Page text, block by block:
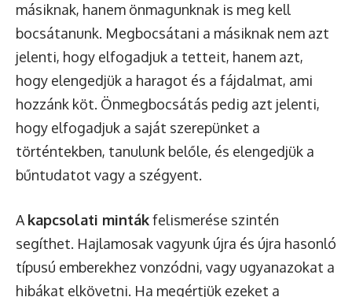
másiknak, hanem önmagunknak is meg kell
bocsátanunk. Megbocsátani a másiknak nem azt
jelenti, hogy elfogadjuk a tetteit, hanem azt,
hogy elengedjük a haragot és a fájdalmat, ami
hozzánk köt. Önmegbocsátás pedig azt jelenti,
hogy elfogadjuk a saját szerepünket a
történtekben, tanulunk belőle, és elengedjük a
bűntudatot vagy a szégyent.
A kapcsolati mintákfelismerése szintén
segíthet. Hajlamosak vagyunk újra és újra hasonló
típusú emberekhez vonzódni, vagy ugyanazokat a
hibákat elkövetni. Ha megértjük ezeket a